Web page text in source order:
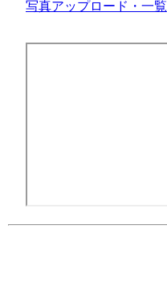
写真アップロード・一覧